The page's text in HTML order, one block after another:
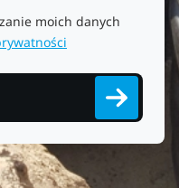
moich danych